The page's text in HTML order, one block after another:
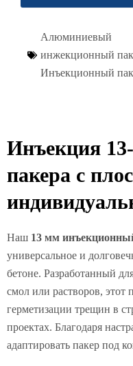
Алюминиевый
инжекционный
Инъекционный
Инъекция
пакера с
Наш 13 мм
универсальное и
бетоне. Разработанный
смол или растворов, этот
герметизации трещин в
проектах. Благодаря
адаптировать пакер под